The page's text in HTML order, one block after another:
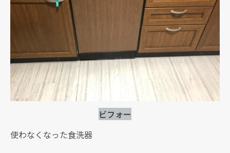
ビフォー
使わなくなった食洗器